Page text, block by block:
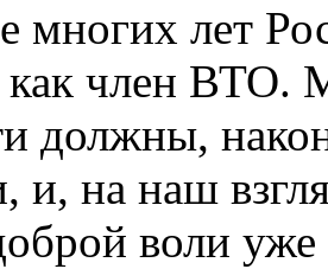
многих лет
как член ВТО.
должны,
и, на наш
воли уже